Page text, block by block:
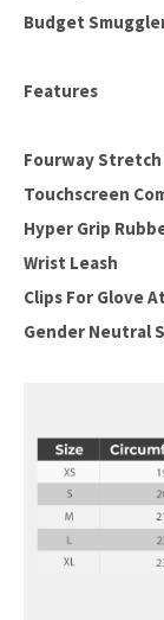
Budget
Features
Fourway
Touchscreen
Hyper Grip
Wrist Leash
Clips For Glove
Gender Neutral